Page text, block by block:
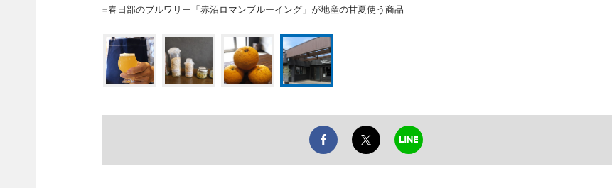
=春日部のブルワリー「赤沼ロマンブルーイング」が地産の甘夏使う商品